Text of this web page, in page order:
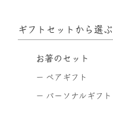
ギフトセットから選ぶ
お箸のセット
ペアギフト
パーソナルギフト